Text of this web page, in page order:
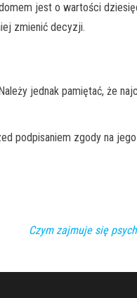
jest o wartości
zmienić decyzji.
jednak pamiętać, że
podpisaniem zgody na
Czym zajmuje się